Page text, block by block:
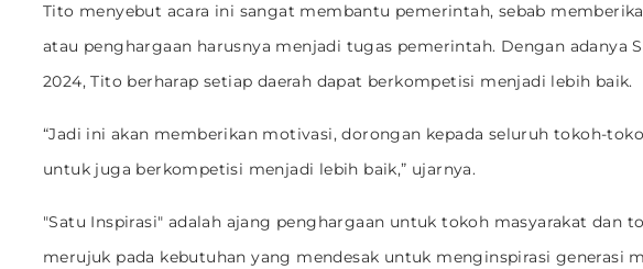
Tito menyebut acara ini sangat membantu pemerintah, sebab
atau penghargaan harusnya menjadi tugas pemerintah. Dengan adanya
2024, Tito berharap setiap daerah dapat berkompetisi menjadi lebih baik.
“Jadi ini akan memberikan motivasi, dorongan kepada seluruh tokoh-
untuk juga berkompetisi menjadi lebih baik,” ujarnya.
"Satu Inspirasi" adalah ajang penghargaan untuk tokoh masyarakat dan
merujuk pada kebutuhan yang mendesak untuk menginspirasi generasi